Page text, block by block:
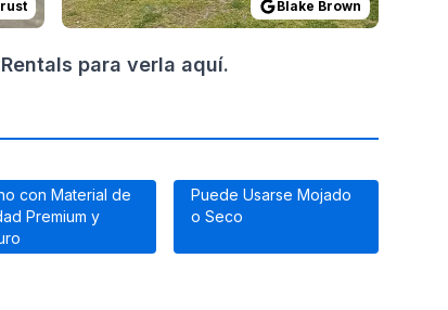
Blake Brown
para verla aquí.
con Material de
Premium y
Puede Usarse Mojado
o Seco